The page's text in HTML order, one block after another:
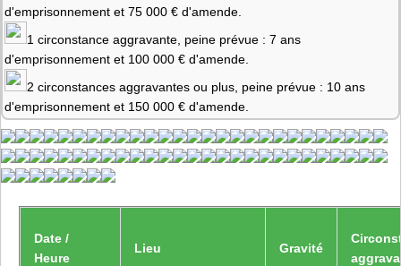
d'emprisonnement et 75 000 € d'amende.
1 circonstance aggravante, peine prévue : 7 ans
d'emprisonnement et 100 000 € d'amende.
2 circonstances aggravantes ou plus, peine prévue : 10 ans
d'emprisonnement et 150 000 € d'amende.
Date /
Heure
Lieu Gravité